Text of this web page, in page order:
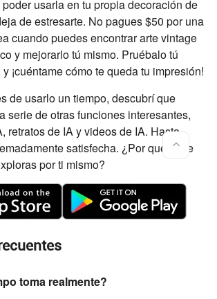
usarla en tu propia decoración de
de estresarte. No pagues $50 por una
cuando puedes encontrar arte vintage
y mejorarlo tú mismo. Pruébalo tú
y ¡cuéntame cómo te queda tu impresión!
de usarlo un tiempo, descubrí que
serie de otras funciones interesantes,
retratos de IA y videos de IA. Hasta
satisfecha. ¿Por qué no te
por ti mismo?
toma realmente?